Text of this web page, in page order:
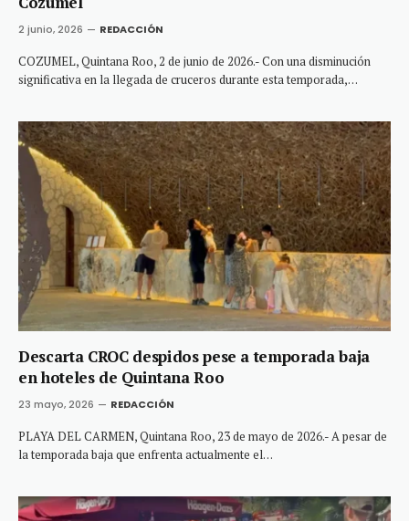
2 junio, 2026 REDACCIÓN
COZUMEL, Quintana Roo, 2 de junio de 2026.- Con una disminución
significativa en la llegada de cruceros durante esta temporada,…
Descarta CROC despidos pese a temporada baja
en hoteles de Quintana Roo
23 mayo, 2026 REDACCIÓN
PLAYA DEL CARMEN, Quintana Roo, 23 de mayo de 2026.- A pesar de
la temporada baja que enfrenta actualmente el…